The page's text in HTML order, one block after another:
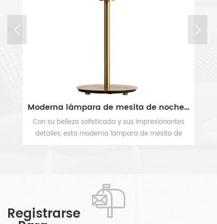
el
Base de vidrio esmaltado de colores y pantalla de
lino, este lámpara de mesa lateral moderna Es
minimalista lámpara de mesa de noche de vidrio
presenta un tono gris y está acentuado con níquel
oscuro y una pantalla de tambor de tela, se puede
Registrarse